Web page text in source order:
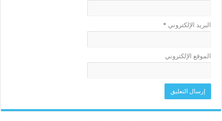
البريد الإلكتروني *
الموقع الإلكتروني